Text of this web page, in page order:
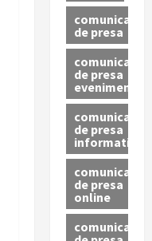
comunicat
de presa
comunicat
de presa
eveniment
comunicat
de presa
informativ
comunicat
de presa
online
comunicate